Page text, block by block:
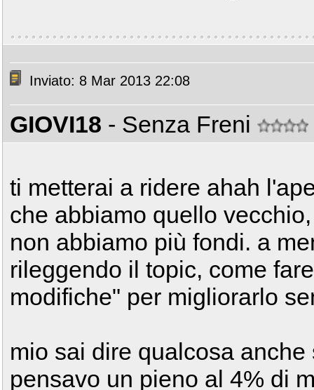
Inviato: 8 Mar 2013 22:08
GIOVI18 - Senza Freni
ti metterai a ridere ahah
che abbiamo quello
non abbiamo più fondi. a
rileggendo il topic, come
modifiche" per migliorarlo
mio sai dire qualcosa
pensavo un pieno al 4% di